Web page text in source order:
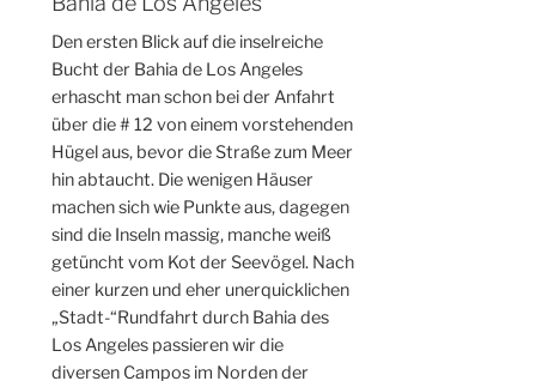
Den ersten Blick auf die inselreiche
Bucht der Bahia de Los Angeles
erhascht man schon bei der Anfahrt
über die # 12 von einem vorstehenden
Hügel aus, bevor die Straße zum Meer
hin abtaucht. Die wenigen Häuser
machen sich wie Punkte aus, dagegen
sind die Inseln massig, manche weiß
getüncht vom Kot der Seevögel. Nach
einer kurzen und eher unerquicklichen
„Stadt-“Rundfahrt durch Bahia des
Los Angeles passieren wir die
diversen Campos im Norden der